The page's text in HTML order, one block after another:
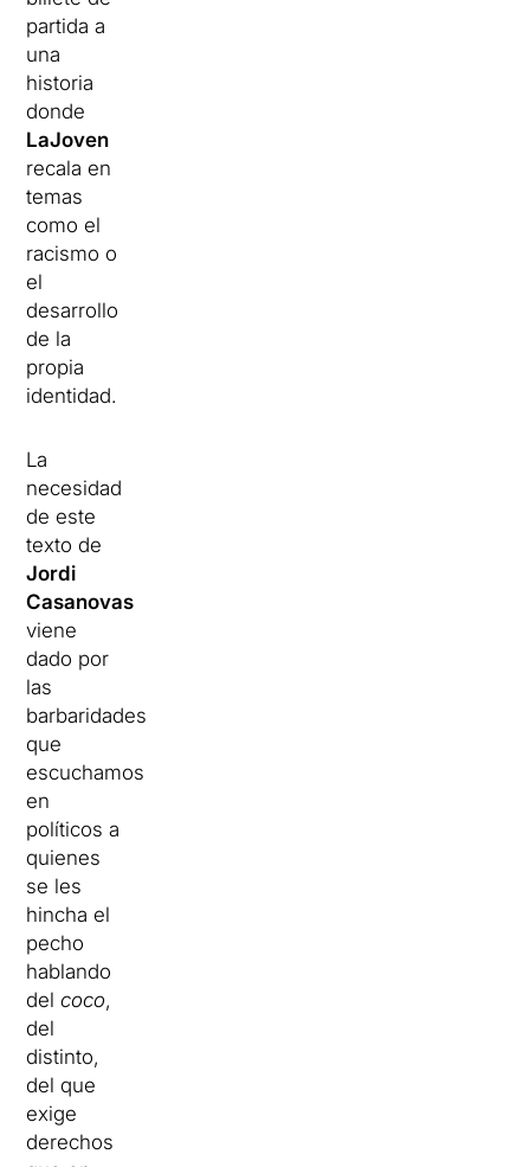
partida a
una
historia
donde
LaJoven
recala en
temas
como el
racismo o
el
desarrollo
de la
propia
identidad.
La
necesidad
de este
texto de
Jordi
Casanovas
viene
dado por
las
barbaridades
que
escuchamos
en
políticos a
quienes
se les
hincha el
pecho
hablando
delcoco,
del
distinto,
del que
exige
derechos